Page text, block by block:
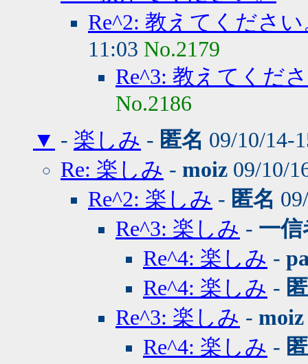
Re^2: 教えてくださ
11:03 No.2179
Re^3: 教えてくだ
No.2186
▼ - 楽しみ - 匿名 09/10/14-
Re: 楽しみ - moiz 09/10/
Re^2: 楽しみ - 匿名
Re^3: 楽しみ - 一信
Re^4: 楽しみ -
Re^4: 楽しみ -
Re^3: 楽しみ - moiz
Re^4: 楽しみ -